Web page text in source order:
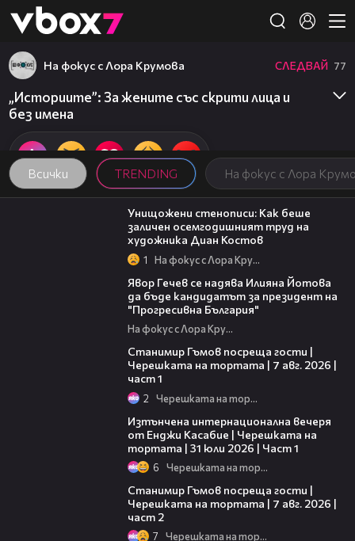
👾
Всички TRENDING На фокус с Лора
На фокус с Лора Крумова СЛЕДВАЙ 77
„Историите”: За жените със скрити лица и
без имена
13:45
Унищожени стенописи: Как беше
заличен осемгодишният труд на
художника Диан Костов
1 На фокус с Лора Крумова
Явор Гечев се надява Илияна Йотова
да бъде кандидатът за президент на
"Прогресивна България"
На фокус с Лора Крумова
Станимир Гъмов посреща гости |
Черешката на тортата | 7 авг. 2026 |
част 1
2 Черешката на тортата
Изтънчена интернационална вечеря
от Енджи Касабие | Черешката на
тортата | 31 юли 2026 | Част 1
6 Черешката на тортата
Станимир Гъмов посреща гости |
Черешката на тортата | 7 авг. 2026 |
част 2
7 Черешката на тортата